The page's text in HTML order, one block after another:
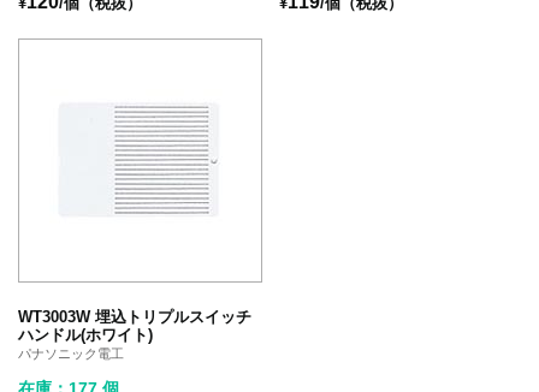
WT3003W 埋込トリプルスイッチ
ハンドル(ホワイト)
パナソニック電工
在庫：177 個